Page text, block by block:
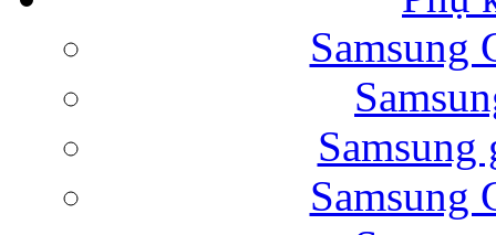
Bao da Samsung
Samsung
Samsung